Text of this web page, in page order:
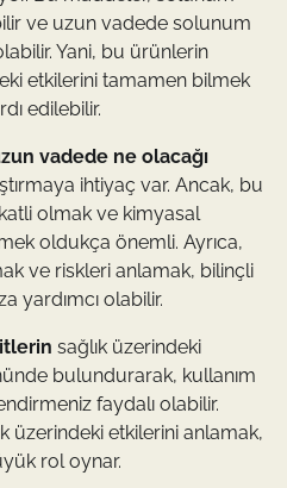
ve uzun vadede solunum
Yani, bu ürünlerin
etkilerini tamamen bilmek
edilebilir.
vadede ne olacağı
ihtiyaç var. Ancak, bu
olmak ve kimyasal
oldukça önemli. Ayrıca,
ve riskleri anlamak, bilinçli
yardımcı olabilir.
sağlık üzerindeki
bulundurarak, kullanım
faydalı olabilir.
üzerindeki etkilerini anlamak,
rol oynar.